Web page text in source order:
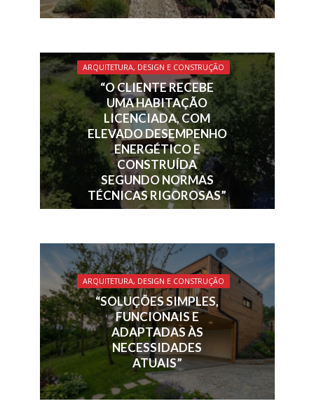
ARQUITETURA, DESIGN E CONSTRUÇÃO
“O CLIENTE RECEBE
UMA HABITAÇÃO
LICENCIADA, COM
ELEVADO DESEMPENHO
ENERGÉTICO E
CONSTRUÍDA
SEGUNDO NORMAS
TÉCNICAS RIGOROSAS”
ARQUITETURA, DESIGN E CONSTRUÇÃO
“SOLUÇÕES SIMPLES,
FUNCIONAIS E
ADAPTADAS ÀS
NECESSIDADES
ATUAIS”